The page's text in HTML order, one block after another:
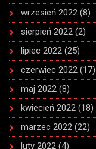
wrzesień 2022 (8)
sierpień 2022 (2)
lipiec 2022 (25)
czerwiec 2022 (17)
maj 2022 (8)
kwiecień 2022 (18)
marzec 2022 (22)
luty 2022 (4)